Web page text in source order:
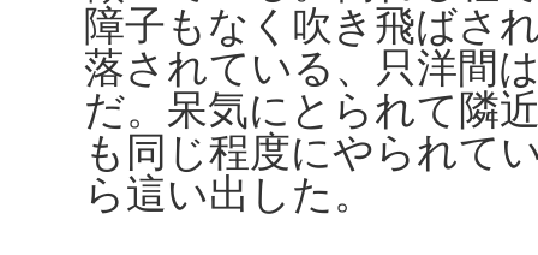
障子もなく吹き飛ばさ
落されている、只洋間
だ。呆気にとられて隣
も同じ程度にやられて
ら這い出した。